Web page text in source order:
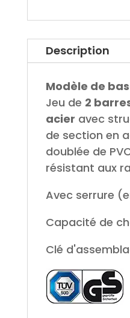
Description
Modèle de
Jeu de 2
acier avec
de section en
doublée de
résistant aux
Avec serrure
Capacité de
Clé